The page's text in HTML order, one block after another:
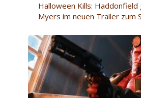
Halloween Kills: Haddonfield
Myers im neuen Trailer zum